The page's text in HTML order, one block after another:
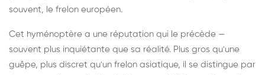
souvent, le frelon européen.
Cet hyménoptère a une réputation qui le précède —
souvent plus inquiétante que sa réalité. Plus gros qu'une
guêpe, plus discret qu'un frelon asiatique, il se distingue par